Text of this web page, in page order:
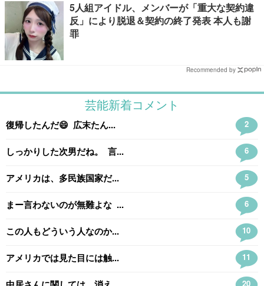
5人組アイドル、メンバーが「重大な契約違
反」により脱退＆契約の終了発表 本人も謝
罪
Recommended by